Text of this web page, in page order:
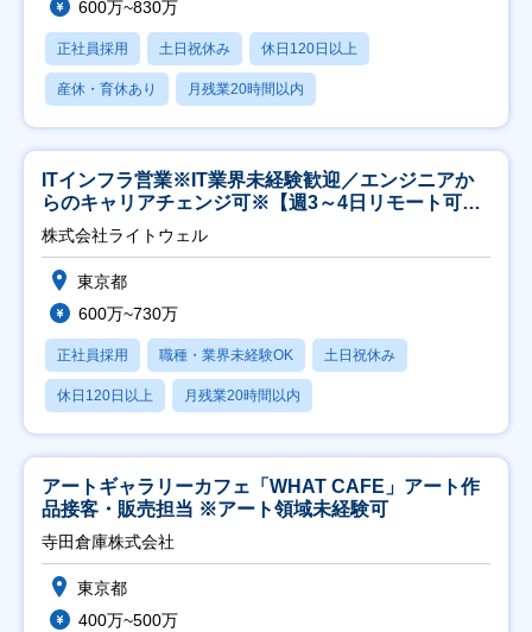
600万~830万
正社員採用 土日祝休み 休日120日以上
産休・育休あり 月残業20時間以内
ITインフラ営業※IT業界未経験歓迎／エンジニアか
らのキャリアチェンジ可※【週3～4日リモート可
能】
株式会社ライトウェル
東京都
600万~730万
正社員採用 職種・業界未経験OK 土日祝休み
休日120日以上 月残業20時間以内
アートギャラリーカフェ「WHAT CAFE」アート作
品接客・販売担当 ※アート領域未経験可
寺田倉庫株式会社
東京都
400万~500万